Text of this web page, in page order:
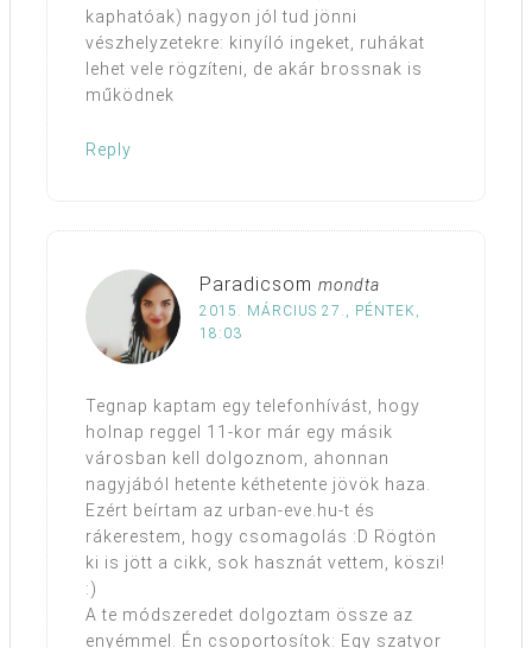
kaphatóak) nagyon jól tud jönni
vészhelyzetekre: kinyíló ingeket, ruhákat
lehet vele rögzíteni, de akár brossnak is
működnek
Reply
Paradicsom mondta
2015. MÁRCIUS 27., PÉNTEK,
18:03
Tegnap kaptam egy telefonhívást, hogy
holnap reggel 11-kor már egy másik
városban kell dolgoznom, ahonnan
nagyjából hetente kéthetente jövök haza.
Ezért beírtam az urban-eve.hu-t és
rákerestem, hogy csomagolás :D Rögtön
ki is jött a cikk, sok hasznát vettem, köszi!
:)
A te módszeredet dolgoztam össze az
enyémmel. Én csoportosítok: Egy szatyor